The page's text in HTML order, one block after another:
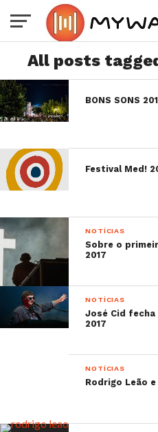
All posts
BONS SONS
Festival Med!
NOTÍCIAS
Sobre o
2017
NOTÍCIAS
José Cid fecha
2017
NOTÍCIAS
Rodrigo Leão